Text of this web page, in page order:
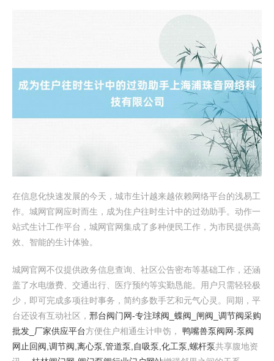
在信息化快速发展的今天，城市生计越来越依赖网络平台的浅易工
作。城网官网应时而生，成为住户往时生计中的过劲助手。动作一
站式生计工作平台，城网官网集成了多种便民工作，为市民提供高
效、智能的生计体验。
城网官网不仅提供政务信息查询、社区公告密布等基础工作，还涵
盖了水电缴费、交通出行、医疗预约等实勤恳能。用户只需轻轻极
少，即可完成多项往时事务，简约多数手艺和元气心灵。同期，平
台还设有互动社区， 邢台阀门网-专注球阀_蝶阀_闸阀_调节阀采购
批发_厂家供应平台方便住户相通生计申饬， 鸭嘴兽泵阀网-泵阀
网止回阀,调节阀,离心泵,管道泵,自吸泵,化工泵,螺杆泵共享腹地资